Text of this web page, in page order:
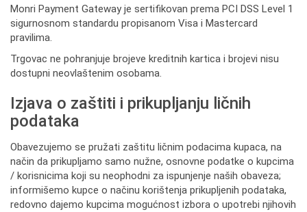
Monri Payment Gateway je sertifikovan prema PCI DSS Level 1
sigurnosnom standardu propisanom Visa i Mastercard
pravilima.
Trgovac ne pohranjuje brojeve kreditnih kartica i brojevi nisu
dostupni neovlaštenim osobama.
Izjava o zaštiti i prikupljanju ličnih
podataka
Obavezujemo se pružati zaštitu ličnim podacima kupaca, na
način da prikupljamo samo nužne, osnovne podatke o kupcima
/ korisnicima koji su neophodni za ispunjenje naših obaveza;
informišemo kupce o načinu korištenja prikupljenih podataka,
redovno dajemo kupcima mogućnost izbora o upotrebi njihovih